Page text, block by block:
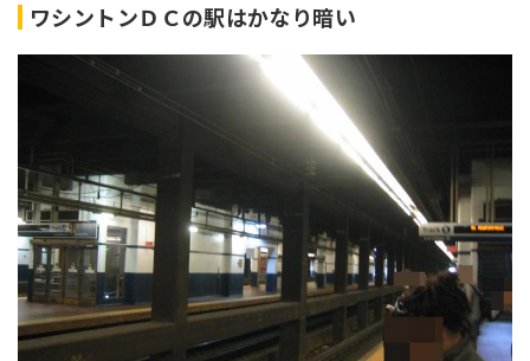
ワシントンＤＣの駅はかなり暗い